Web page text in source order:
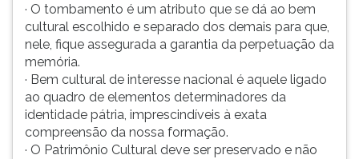
· O tombamento é um atributo que se dá ao bem
cultural escolhido e separado dos demais para que,
nele, fique assegurada a garantia da perpetuação da
memória.
· Bem cultural de interesse nacional é aquele ligado
ao quadro de elementos determinadores da
identidade pátria, imprescindíveis à exata
compreensão da nossa formação.
· O Patrimônio Cultural deve ser preservado e não